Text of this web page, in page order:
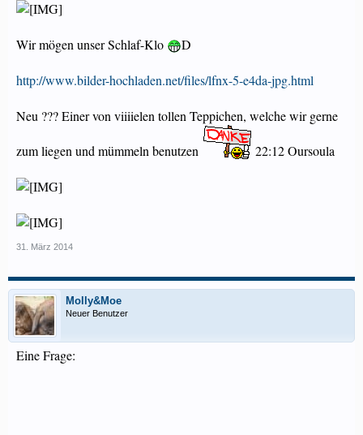
Wir mögen unser Schlaf-Klo D
http://www.bilder-hochladen.net/files/lfnx-5-e4da-jpg.html
Neu ??? Einer von viiiielen tollen Teppichen, welche wir gerne
zum liegen und mümmeln benutzen 22:12 Oursoula
31. März 2014
Molly&Moe
Neuer Benutzer
Eine Frage: